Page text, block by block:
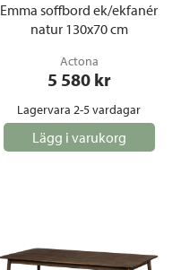
Emma soffbord ek/ekfanér
natur 130x70 cm
Actona
5 580 kr
Lagervara 2-5 vardagar
Lägg i varukorg